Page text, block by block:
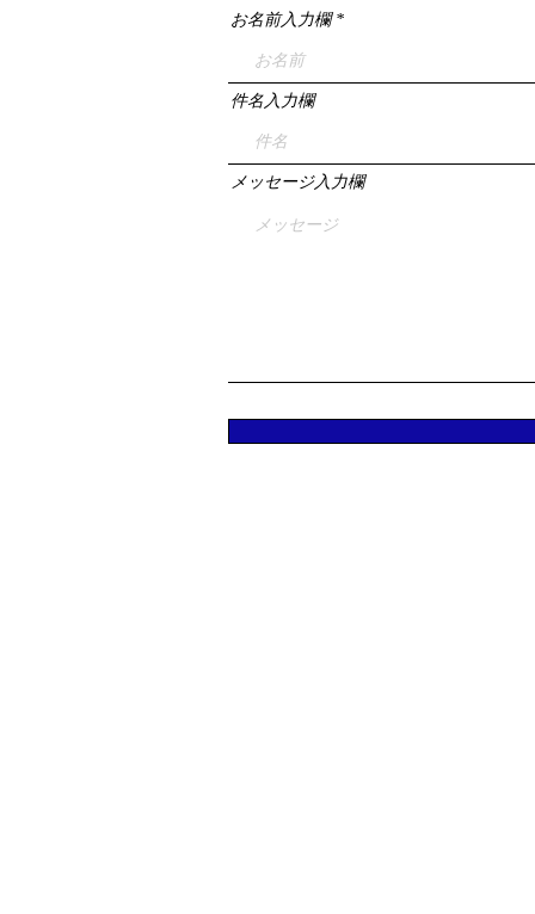
お名前入力欄
件名入力欄
メッセージ入力欄